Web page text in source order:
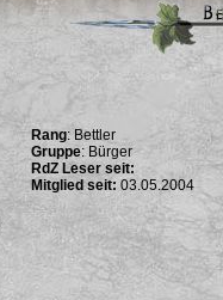
Rang: Bettler
Gruppe: Bürger
RdZ Leser seit:
Mitglied seit: 03.05.2004